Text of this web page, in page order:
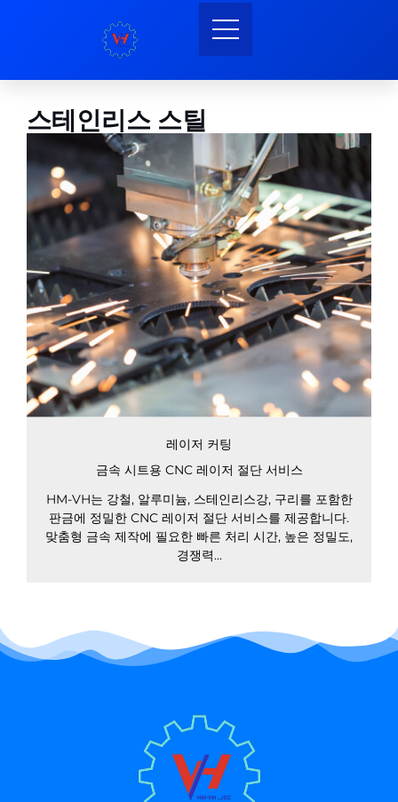
스테인리스 스틸
레이저 커팅
금속 시트용 CNC 레이저 절단 서비스
HM-VH는 강철, 알루미늄, 스테인리스강, 구리를 포함한
판금에 정밀한 CNC 레이저 절단 서비스를 제공합니다.
맞춤형 금속 제작에 필요한 빠른 처리 시간, 높은 정밀도,
경쟁력...